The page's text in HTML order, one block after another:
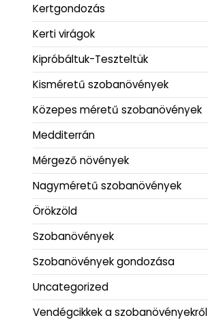
Kertgondozás
Kerti virágok
Kipróbáltuk-Teszteltük
Kisméretű szobanövények
Közepes méretű szobanövények
Medditerrán
Mérgező növények
Nagyméretű szobanövények
Örökzöld
Szobanövények
Szobanövények gondozása
Uncategorized
Vendégcikkek a szobanövényekről